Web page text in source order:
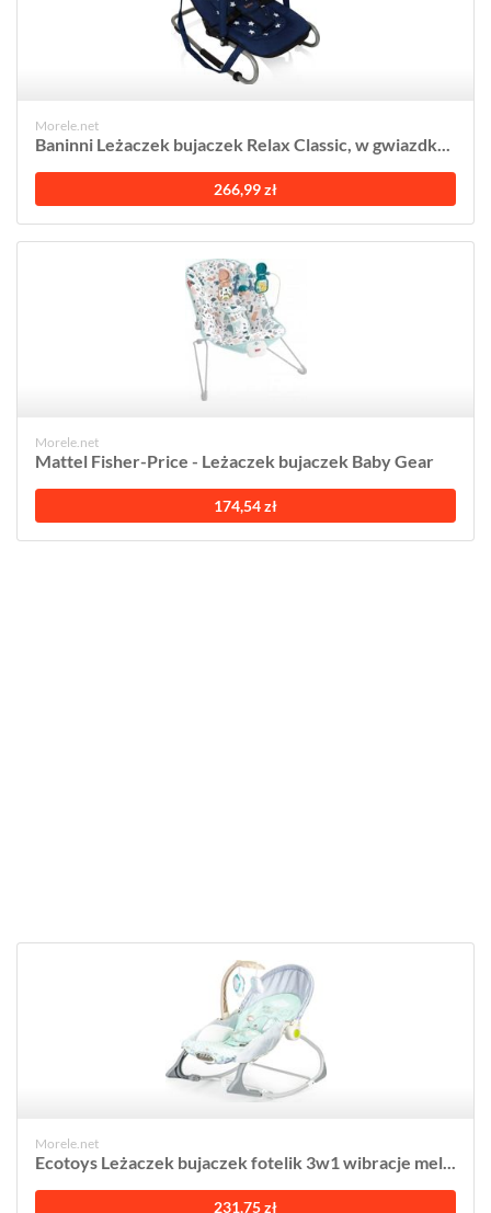
Morele.net
Baninni Leżaczek bujaczek Relax Classic, w gwiazdk...
266,99 zł
Morele.net
Mattel Fisher-Price - Leżaczek bujaczek Baby Gear
174,54 zł
Morele.net
Ecotoys Leżaczek bujaczek fotelik 3w1 wibracje mel...
231,75 zł